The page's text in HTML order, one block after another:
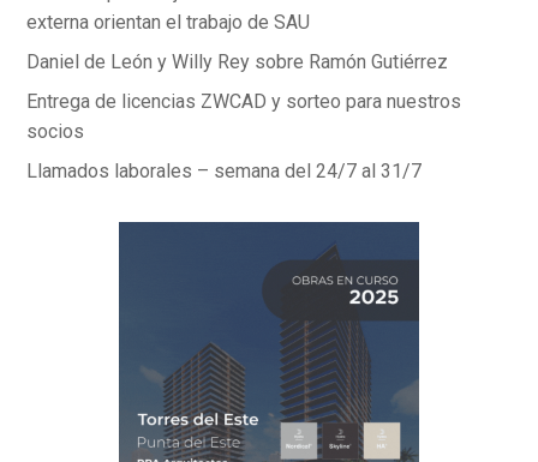
externa orientan el trabajo de SAU
Daniel de León y Willy Rey sobre Ramón Gutiérrez
Entrega de licencias ZWCAD y sorteo para nuestros
socios
Llamados laborales – semana del 24/7 al 31/7